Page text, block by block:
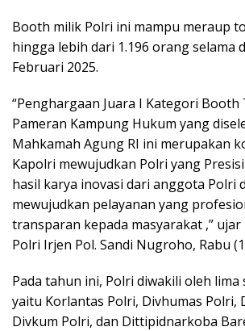
Booth milik Polri ini mampu meraup
hingga lebih dari 1.196 orang selama
Februari 2025.
“Penghargaan Juara I Kategori
Pameran Kampung Hukum yang
Mahkamah Agung RI ini merupakan
Kapolri mewujudkan Polri yang
hasil karya inovasi dari anggota Polri
mewujudkan pelayanan yang
transparan kepada masyarakat ,” ujar
Polri Irjen Pol. Sandi Nugroho, Rabu
Pada tahun ini, Polri diwakili oleh lima
yaitu Korlantas Polri, Divhumas Polri,
Divkum Polri, dan Dittipidnarkoba